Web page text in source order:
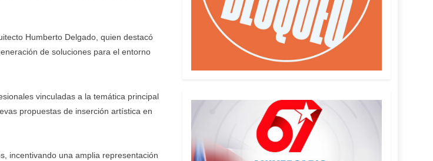
Humberto Delgado, quien destacó
de soluciones para el entorno
vinculadas a la temática principal
propuestas de inserción artística en
incentivando una amplia representación